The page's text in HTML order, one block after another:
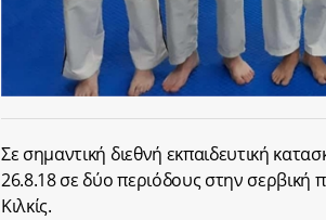
Σε σημαντική διεθνή εκπαιδευτική
26.8.18 σε δύο περιόδους στην
Κιλκίς.